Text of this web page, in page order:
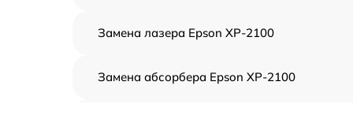
Замена лазера Epson XP-2100
Замена абсорбера Epson XP-2100